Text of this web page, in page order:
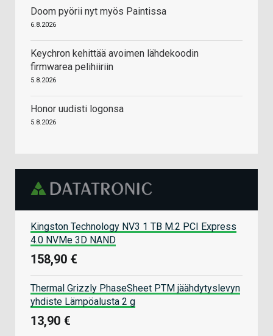
Doom pyörii nyt myös Paintissa
6.8.2026
Keychron kehittää avoimen lähdekoodin
firmwarea pelihiiriin
5.8.2026
Honor uudisti logonsa
5.8.2026
Kingston Technology NV3 1 TB M.2 PCI Express
4.0 NVMe 3D NAND
158,90 €
Thermal Grizzly PhaseSheet PTM jäähdytyslevyn
yhdiste Lämpöalusta 2 g
13,90 €